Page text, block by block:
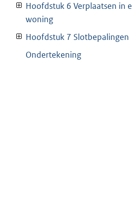
Hoofdstuk 6 Verplaatsen in
woning
Hoofdstuk 7 Slotbepalingen
Ondertekening